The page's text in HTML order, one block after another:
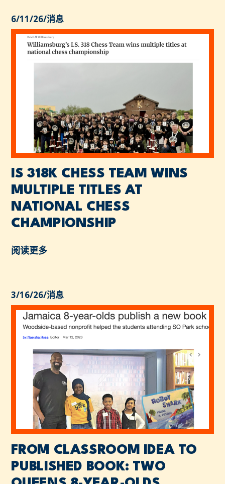
6/11/26/消息
IS 318K CHESS TEAM WINS
MULTIPLE TITLES AT
NATIONAL CHESS
CHAMPIONSHIP
阅读更多
3/16/26/消息
FROM CLASSROOM IDEA TO
PUBLISHED BOOK: TWO